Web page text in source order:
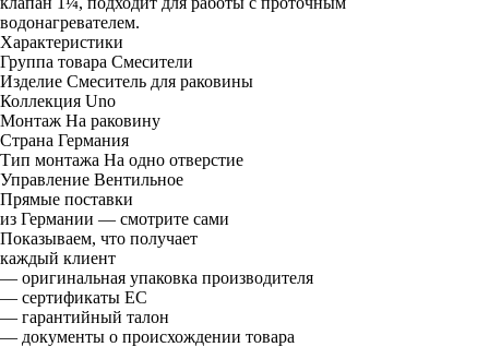
водонагревателем.
Характеристики
Группа товара Смесители
Изделие Смеситель для раковины
Коллекция Uno
Монтаж На раковину
Страна Германия
Тип монтажа На одно отверстие
Управление Вентильное
Прямые поставки
из Германии — смотрите сами
Показываем, что получает
каждый клиент
— оригинальная упаковка производителя
— сертификаты ЕС
— гарантийный талон
— документы о происхождении товара